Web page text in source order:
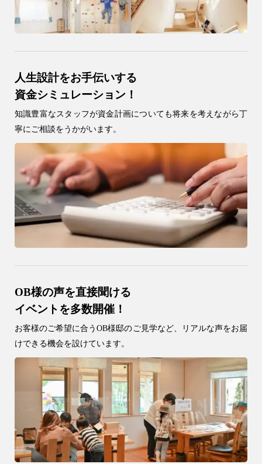
人生設計をお手伝いする
資金シミュレーション！
知識豊富なスタッフが資金計画についても将来を考えながら丁
寧にご相談をうかがいます。
OB様の声を直接聞ける
イベントを多数開催！
お客様のご希望に合うOB様邸のご見学など、リアルな声をお届
けできる機会を設けています。